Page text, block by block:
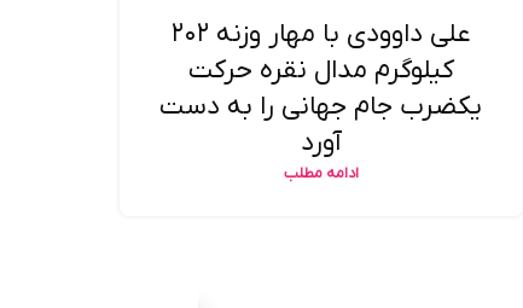
علی داوودی با مهار وزنه ۲۰۲
کیلوگرم مدال نقره حرکت
یکضرب جام جهانی را به دست
آورد
ادامه مطلب